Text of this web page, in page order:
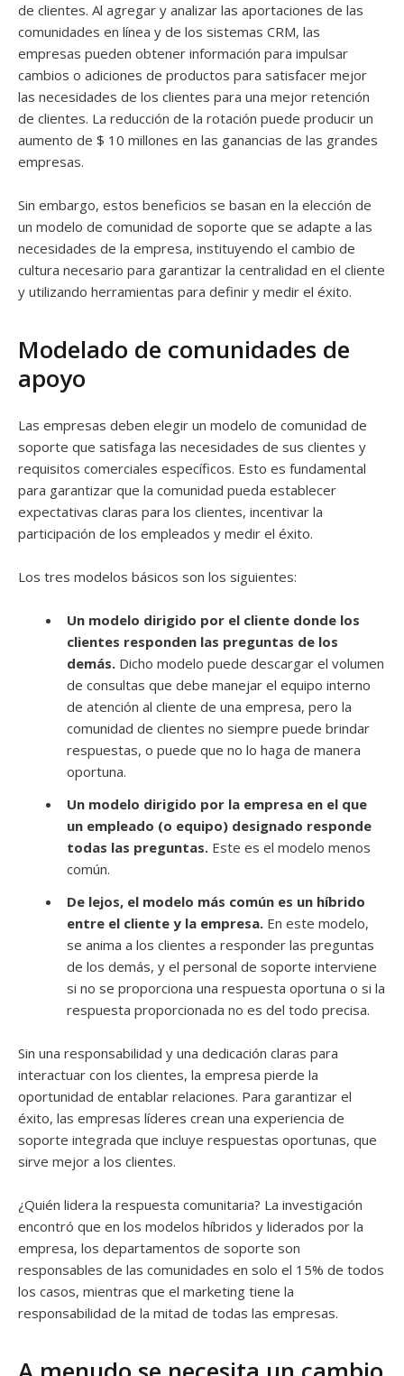
de clientes. Al agregar y analizar las aportaciones de las
comunidades en línea y de los sistemas CRM, las
empresas pueden obtener información para impulsar
cambios o adiciones de productos para satisfacer mejor
las necesidades de los clientes para una mejor retención
de clientes. La reducción de la rotación puede producir un
aumento de $ 10 millones en las ganancias de las grandes
empresas.
Sin embargo, estos beneficios se basan en la elección de
un modelo de comunidad de soporte que se adapte a las
necesidades de la empresa, instituyendo el cambio de
cultura necesario para garantizar la centralidad en el cliente
y utilizando herramientas para definir y medir el éxito.
Modelado de comunidades de
apoyo
Las empresas deben elegir un modelo de comunidad de
soporte que satisfaga las necesidades de sus clientes y
requisitos comerciales específicos. Esto es fundamental
para garantizar que la comunidad pueda establecer
expectativas claras para los clientes, incentivar la
participación de los empleados y medir el éxito.
Los tres modelos básicos son los siguientes:
Un modelo dirigido por el cliente donde los
clientes responden las preguntas de los
demás. Dicho modelo puede descargar el volumen
de consultas que debe manejar el equipo interno
de atención al cliente de una empresa, pero la
comunidad de clientes no siempre puede brindar
respuestas, o puede que no lo haga de manera
oportuna.
Un modelo dirigido por la empresa en el que
un empleado (o equipo) designado responde
todas las preguntas. Este es el modelo menos
común.
De lejos, el modelo más común es un híbrido
entre el cliente y la empresa. En este modelo,
se anima a los clientes a responder las preguntas
de los demás, y el personal de soporte interviene
si no se proporciona una respuesta oportuna o si la
respuesta proporcionada no es del todo precisa.
Sin una responsabilidad y una dedicación claras para
interactuar con los clientes, la empresa pierde la
oportunidad de entablar relaciones. Para garantizar el
éxito, las empresas líderes crean una experiencia de
soporte integrada que incluye respuestas oportunas, que
sirve mejor a los clientes.
¿Quién lidera la respuesta comunitaria? La investigación
encontró que en los modelos híbridos y liderados por la
empresa, los departamentos de soporte son
responsables de las comunidades en solo el 15% de todos
los casos, mientras que el marketing tiene la
responsabilidad de la mitad de todas las empresas.